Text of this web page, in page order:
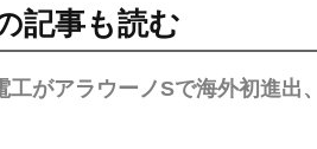
記事も読む
工がアラウーノSで海外初進出